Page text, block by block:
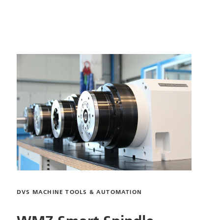
DVS MACHINE TOOLS & AUTOMATION